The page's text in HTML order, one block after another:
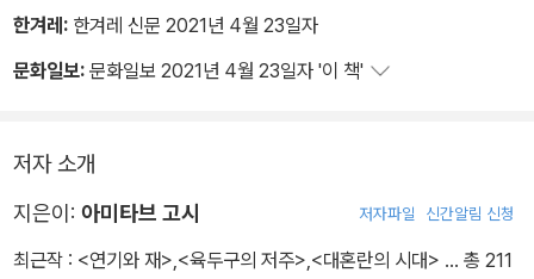
한겨레: 한겨레 신문 2021년 4월 23일자
문화일보: 문화일보 2021년 4월 23일자 '이 책'
저자 소개
지은이: 아미타브 고시 저자파일 신간알림 신청
최근작 : <연기와 재> <육두구의 저주> <대혼란의 시대> … 총 211